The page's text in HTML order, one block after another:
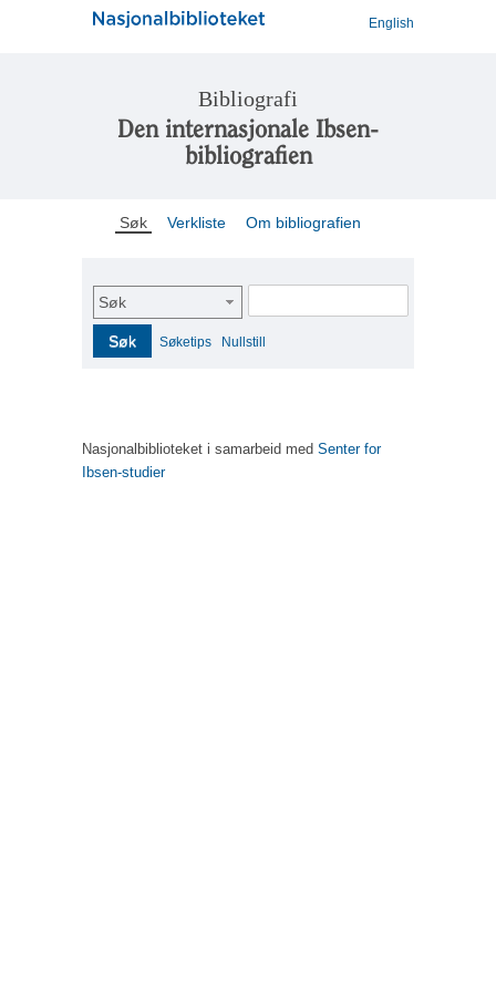
English
Bibliografi
Den internasjonale Ibsen-
bibliografien
Søk Verkliste Om bibliografien
Søk
Søk Søketips Nullstill
Nasjonalbiblioteket i samarbeid med Senter for
Ibsen-studier